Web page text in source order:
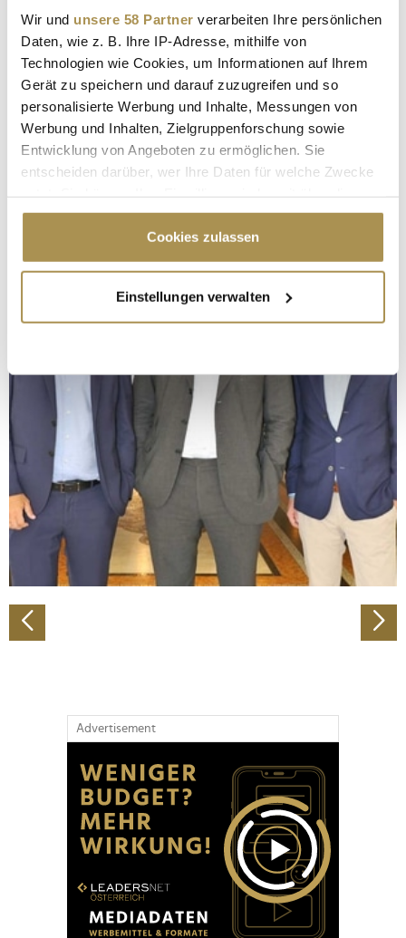
Wir und unsere 58 Partner verarbeiten Ihre persönlichen
Daten, wie z. B. Ihre IP-Adresse, mithilfe von
Technologien wie Cookies, um Informationen auf Ihrem
Gerät zu speichern und darauf zuzugreifen und so
personalisierte Werbung und Inhalte, Messungen von
Werbung und Inhalten, Zielgruppenforschung sowie
Entwicklung von Angeboten zu ermöglichen. Sie
entscheiden darüber, wer Ihre Daten für welche Zwecke
Cookie-Erklärung oder durch Klicken auf das Privacy
Trigger Symbol ändern oder widerrufen
Informationen über Ihre geografische Lage
erfassen, welche bis auf einige Meter genau sein
bestimmten Merkmalen (Fingerprinting) identifizieren
Erfahren Sie mehr darüber, wie Ihre persönlichen Daten
verarbeitet werden, und legen Sie Ihre Präferenzen im
Abschnitt Einzelheiten
fest.
Wir verwenden Cookies, um Inhalte und Anzeigen zu
personalisieren, Funktionen für soziale Medien anbieten
zu können und die Zugriffe auf unsere Website zu
analysieren. Außerdem geben wir Informationen zu Ihrer
Verwendung unserer Website an unsere Partner für
soziale Medien, Werbung und Analysen weiter. Unsere
Partner führen diese Informationen möglicherweise mit
Cookies zulassen
Einstellungen verwalten
Advertisement